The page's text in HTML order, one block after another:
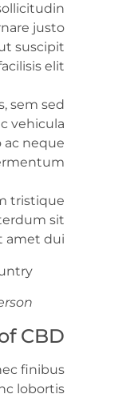
justo
suscipit
elit.
sem sed
vehicula
ac neque
tristique
sit
amet dui.
CBD
finibus
lobortis